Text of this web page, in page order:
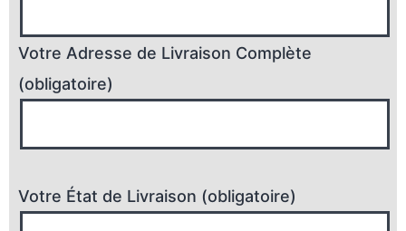
Votre Adresse de Livraison Complète
(obligatoire)
Votre État de Livraison (obligatoire)